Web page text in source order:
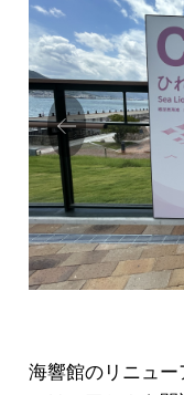
Prev
ious
海響館のリニュー